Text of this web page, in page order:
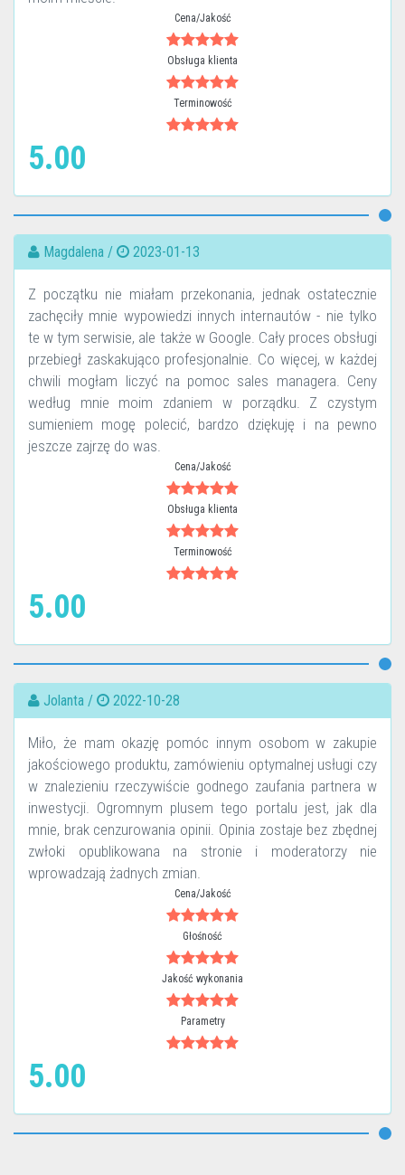
Cena/Jakość
Obsługa klienta
Terminowość
5.00
Magdalena / 2023-01-13
Z początku nie miałam przekonania, jednak ostatecznie
zachęciły mnie wypowiedzi innych internautów - nie tylko
te w tym serwisie, ale także w Google. Cały proces obsługi
przebiegł zaskakująco profesjonalnie. Co więcej, w każdej
chwili mogłam liczyć na pomoc sales managera. Ceny
według mnie moim zdaniem w porządku. Z czystym
sumieniem mogę polecić, bardzo dziękuję i na pewno
jeszcze zajrzę do was.
Cena/Jakość
Obsługa klienta
Terminowość
5.00
Jolanta / 2022-10-28
Miło, że mam okazję pomóc innym osobom w zakupie
jakościowego produktu, zamówieniu optymalnej usługi czy
w znalezieniu rzeczywiście godnego zaufania partnera w
inwestycji. Ogromnym plusem tego portalu jest, jak dla
mnie, brak cenzurowania opinii. Opinia zostaje bez zbędnej
zwłoki opublikowana na stronie i moderatorzy nie
wprowadzają żadnych zmian.
Cena/Jakość
Głośność
Jakość wykonania
Parametry
5.00